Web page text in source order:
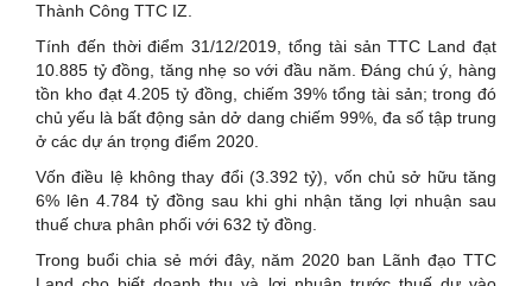
Thành Công TTC IZ.
Tính đến thời điểm 31/12/2019, tổng tài sản TTC Land đạt
10.885 tỷ đồng, tăng nhẹ so với đầu năm. Đáng chú ý, hàng
tồn kho đạt 4.205 tỷ đồng, chiếm 39% tổng tài sản; trong đó
chủ yếu là bất động sản dở dang chiếm 99%, đa số tập trung
ở các dự án trọng điểm 2020.
Vốn điều lệ không thay đổi (3.392 tỷ), vốn chủ sở hữu tăng
6% lên 4.784 tỷ đồng sau khi ghi nhận tăng lợi nhuận sau
thuế chưa phân phối với 632 tỷ đồng.
Trong buổi chia sẻ mới đây, năm 2020 ban Lãnh đạo TTC